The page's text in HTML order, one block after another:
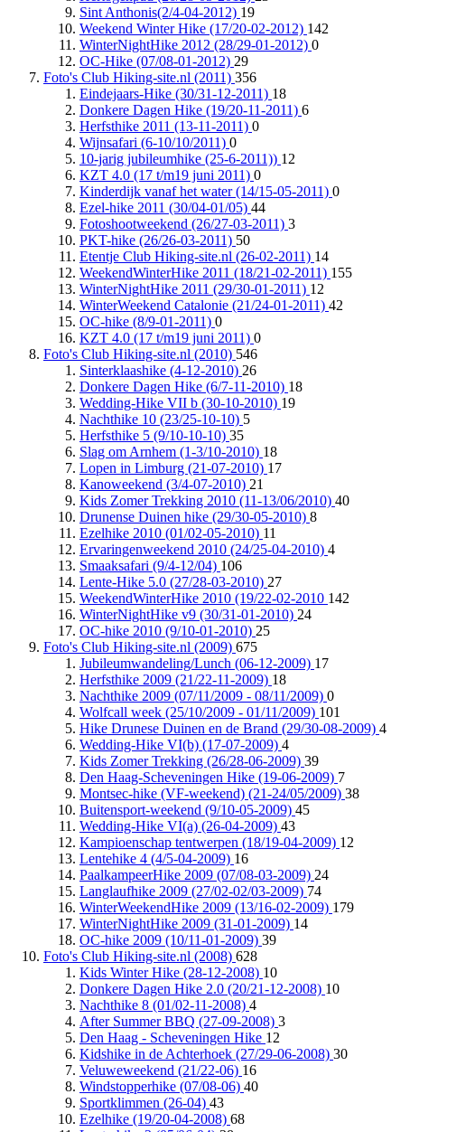
Sint Anthonis(2/4-04-2012) 19
Weekend Winter Hike (17/20-02-2012) 142
WinterNightHike 2012 (28/29-01-2012) 0
OC-Hike (07/08-01-2012) 29
Foto's Club Hiking-site.nl (2011) 356
Eindejaars-Hike (30/31-12-2011) 18
Donkere Dagen Hike (19/20-11-2011) 6
Herfsthike 2011 (13-11-2011) 0
Wijnsafari (6-10/10/2011) 0
10-jarig jubileumhike (25-6-2011)) 12
KZT 4.0 (17 t/m19 juni 2011) 0
Kinderdijk vanaf het water (14/15-05-2011) 0
Ezel-hike 2011 (30/04-01/05) 44
Fotoshootweekend (26/27-03-2011) 3
PKT-hike (26/26-03-2011) 50
Etentje Club Hiking-site.nl (26-02-2011) 14
WeekendWinterHike 2011 (18/21-02-2011) 155
WinterNightHike 2011 (29/30-01-2011) 12
WinterWeekend Catalonie (21/24-01-2011) 42
OC-hike (8/9-01-2011) 0
KZT 4.0 (17 t/m19 juni 2011) 0
Foto's Club Hiking-site.nl (2010) 546
Sinterklaashike (4-12-2010) 26
Donkere Dagen Hike (6/7-11-2010) 18
Wedding-Hike VII b (30-10-2010) 19
Nachthike 10 (23/25-10-10) 5
Herfsthike 5 (9/10-10-10) 35
Slag om Arnhem (1-3/10-2010) 18
Lopen in Limburg (21-07-2010) 17
Kanoweekend (3/4-07-2010) 21
Kids Zomer Trekking 2010 (11-13/06/2010) 40
Drunense Duinen hike (29/30-05-2010) 8
Ezelhike 2010 (01/02-05-2010) 11
Ervaringenweekend 2010 (24/25-04-2010) 4
Smaaksafari (9/4-12/04) 106
Lente-Hike 5.0 (27/28-03-2010) 27
WeekendWinterHike 2010 (19/22-02-2010 142
WinterNightHike v9 (30/31-01-2010) 24
OC-hike 2010 (9/10-01-2010) 25
Foto's Club Hiking-site.nl (2009) 675
Jubileumwandeling/Lunch (06-12-2009) 17
Herfsthike 2009 (21/22-11-2009) 18
Nachthike 2009 (07/11/2009 - 08/11/2009) 0
Wolfcall week (25/10/2009 - 01/11/2009) 101
Hike Drunese Duinen en de Brand (29/30-08-2009) 4
Wedding-Hike VI(b) (17-07-2009) 4
Kids Zomer Trekking (26/28-06-2009) 39
Den Haag-Scheveningen Hike (19-06-2009) 7
Montsec-hike (VF-weekend) (21-24/05/2009) 38
Buitensport-weekend (9/10-05-2009) 45
Wedding-Hike VI(a) (26-04-2009) 43
Kampioenschap tentwerpen (18/19-04-2009) 12
Lentehike 4 (4/5-04-2009) 16
PaalkampeerHike 2009 (07/08-03-2009) 24
Langlaufhike 2009 (27/02-02/03-2009) 74
WinterWeekendHike 2009 (13/16-02-2009) 179
WinterNightHike 2009 (31-01-2009) 14
OC-hike 2009 (10/11-01-2009) 39
Foto's Club Hiking-site.nl (2008) 628
Kids Winter Hike (28-12-2008) 10
Donkere Dagen Hike 2.0 (20/21-12-2008) 10
Nachthike 8 (01/02-11-2008) 4
After Summer BBQ (27-09-2008) 3
Den Haag - Scheveningen Hike 12
Kidshike in de Achterhoek (27/29-06-2008) 30
Veluweweekend (21/22-06) 16
Windstopperhike (07/08-06) 40
Sportklimmen (26-04) 43
Ezelhike (19/20-04-2008) 68